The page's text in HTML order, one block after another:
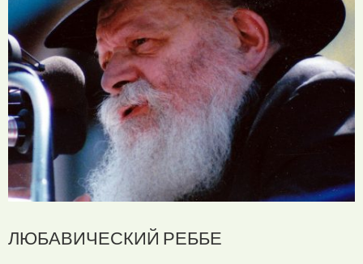
ЛЮБАВИЧЕСКИЙ РЕББЕ